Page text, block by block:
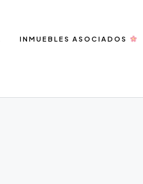
INMUEBLES ASOCIADOS